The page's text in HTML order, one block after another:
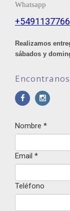
Whatsapp
Realizamos
sábados y
Nombre *
Email *
Teléfono